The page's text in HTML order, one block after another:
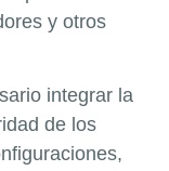
y otros
integrar la
de los